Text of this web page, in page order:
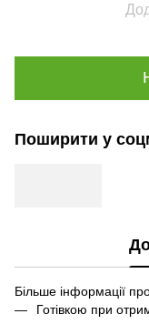
Поширити у
Більше інформації
Готівкою при